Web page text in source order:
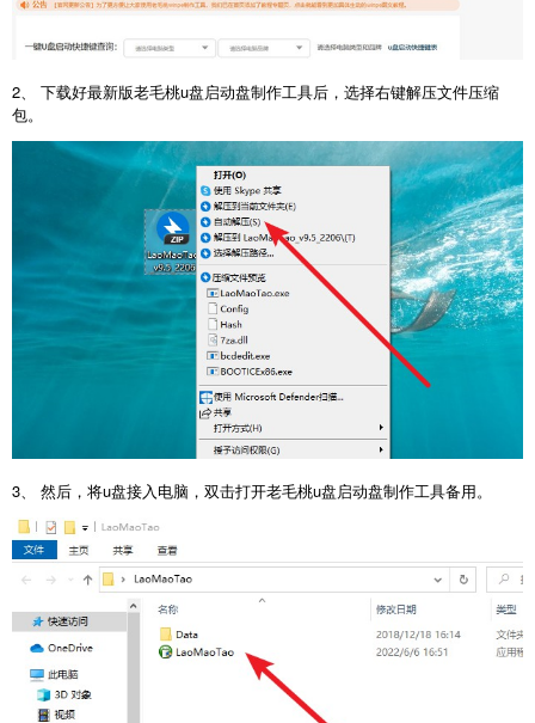
2、 下载好最新版老毛桃u盘启动盘制作工具后，选择右键解压文件压缩
包。
3、 然后，将u盘接入电脑，双击打开老毛桃u盘启动盘制作工具备用。